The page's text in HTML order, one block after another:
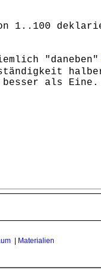
1..100
"daneben"
halber
als Eine.
Materialien